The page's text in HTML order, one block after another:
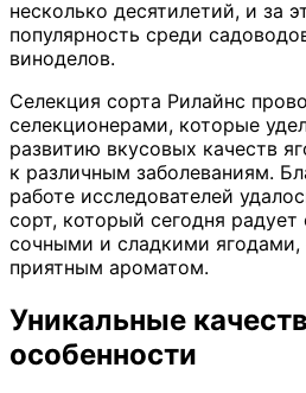
несколько десятилетий, и за
популярность среди
виноделов.
Селекция сорта Рилайнс
селекционерами, которые
развитию вкусовых качеств
к различным заболеваниям.
работе исследователей
сорт, который сегодня радует
сочными и сладкими
приятным ароматом.
Уникальные
особенности